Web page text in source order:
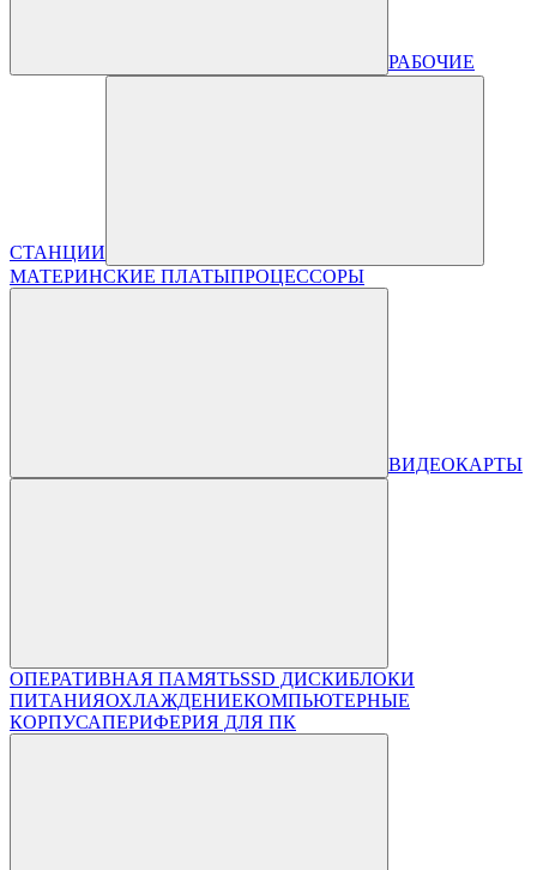
РАБОЧИЕ
СТАНЦИИ
МАТЕРИНСКИЕ ПЛАТЫПРОЦЕССОРЫ
ВИДЕОКАРТЫ
ОПЕРАТИВНАЯ ПАМЯТЬSSD ДИСКИБЛОКИ
ПИТАНИЯОХЛАЖДЕНИЕКОМПЬЮТЕРНЫЕ
КОРПУСАПЕРИФЕРИЯ ДЛЯ ПК